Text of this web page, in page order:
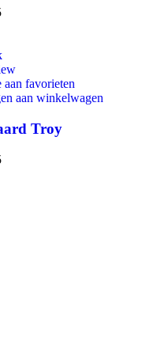
aan favorieten
aan winkelwagen
Troy